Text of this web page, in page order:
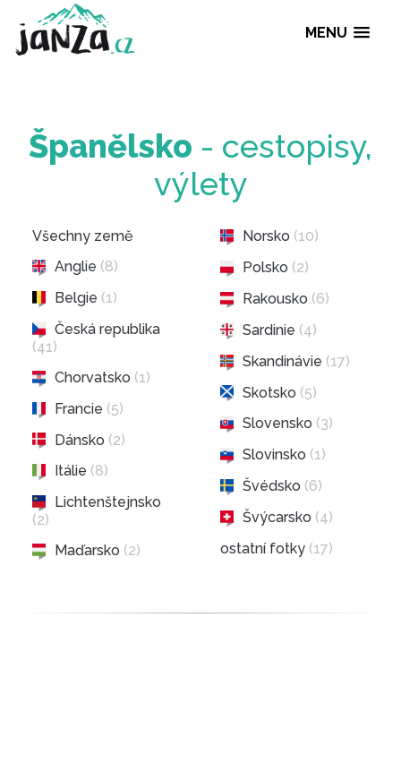
MENU
Španělsko-
výlety
Všechny země
Anglie (8)
Belgie (1)
Česká republika
(41)
Chorvatsko (1)
Francie (5)
Dánsko (2)
Itálie (8)
Lichtenštejnsko
(2)
Maďarsko (2)
Norsko (10)
Polsko (2)
Rakousko (6)
Sardinie (4)
Skandinávie (17)
Skotsko (5)
Slovensko (3)
Slovinsko (1)
Švédsko (6)
Švýcarsko (4)
ostatní fotky (17)